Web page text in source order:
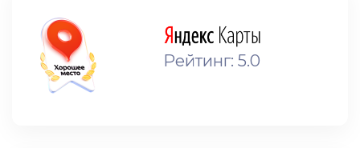
Рейтинг: 5.0